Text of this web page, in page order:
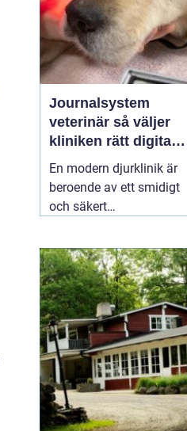
Journalsystem
veterinär så väljer
kliniken rätt digitalt
stöd
En modern djurklinik är
beroende av ett smidigt
och säkert
fungerande digitalt flöde
blir vardagen snabbt
rörig: dubbelbokningar,
svåröverskådliga
journaler och onödigt
administrativt arbete. Ett
03 april 2026